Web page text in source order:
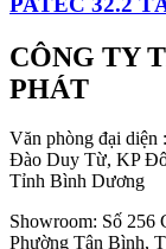
CÔNG TY
PHÁT
Văn phòng đại
Đào Duy Từ, KP
Tỉnh Bình Dương
Showroom: Số 256
Phường Tân Bình,